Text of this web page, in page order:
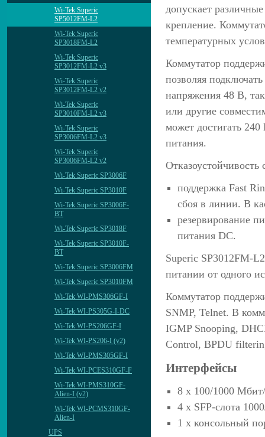
Wi-Tek Superic
SP5012FM-L2
Wi-Tek Superic
SP3018FM-L2
Wi-Tek Superic
SP3012FM-L2 v3
Wi-Tek Superic
SP3012FM-L2 v2
Wi-Tek Superic
SP3010FM-L2 v3
Wi-Tek Superic
SP3006FM-L2 v3
Wi-Tek Superic
SP3006FM-L2 v2
Wi-Tek Superic SP3006F
Wi-Tek Superic SP3010F
Wi-Tek Superic SP3006F-
BT
Wi-Tek Superic SP3018F
Wi-Tek Superic SP3010F-
BT
Wi-Tek Superic SP3006FM
Wi-Tek Superic SP3010FM
Wi-Tek WI-PMS306GF-I
Wi-Tek WI-PS305G-I-DC
Wi-Tek WI-PS206GF-I
Wi-Tek WI-PS206-I (v2)
Wi-Tek WI-PMS305GF-I
Wi-Tek WI-PCES310GF-F
Wi-Tek WI-PMS310GF-
Alien-I (v2)
Wi-Tek WI-PCMS310GF-
Alien-I
UPS
допускает
крепление.
температурных
Коммутатор
позволяя
напряжения 48 В,
или другие
может достигать
питания.
поддержка Fast
сбоя в линии. В
резервирование
питания DС.
Superic SP3012FM-
питании от одного
Коммутатор
SNMP, Telnet. В
IGMP Snooping,
Control, BPDU
Интерфейсы
8 х 100/1000
4 х SFP-слота
1 х консольный